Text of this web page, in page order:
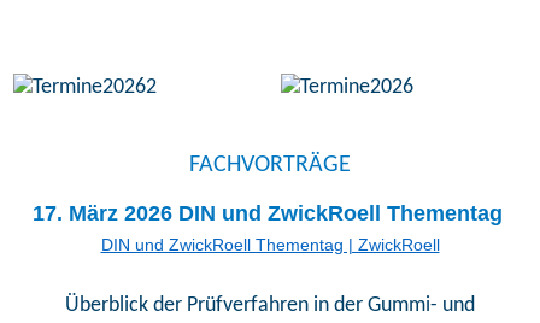
FACHVORTRÄGE
17. März 2026 DIN und ZwickRoell Thementag
DIN und ZwickRoell Thementag | ZwickRoell
Überblick der Prüfverfahren in der Gummi- und